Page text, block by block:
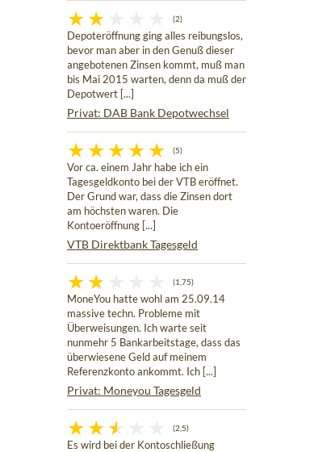
(2)
Depoteröffnung ging alles reibungslos,
bevor man aber in den Genuß dieser
angebotenen Zinsen kommt, muß man
bis Mai 2015 warten, denn da muß der
Depotwert [...]
Privat: DAB Bank Depotwechsel
(5)
Vor ca. einem Jahr habe ich ein
Tagesgeldkonto bei der VTB eröffnet.
Der Grund war, dass die Zinsen dort
am höchsten waren. Die
Kontoeröffnung [...]
VTB Direktbank Tagesgeld
(1,75)
MoneYou hatte wohl am 25.09.14
massive techn. Probleme mit
Überweisungen. Ich warte seit
nunmehr 5 Bankarbeitstage, dass das
überwiesene Geld auf meinem
Referenzkonto ankommt. Ich [...]
Privat: Moneyou Tagesgeld
(2,5)
Es wird bei der Kontoschließung